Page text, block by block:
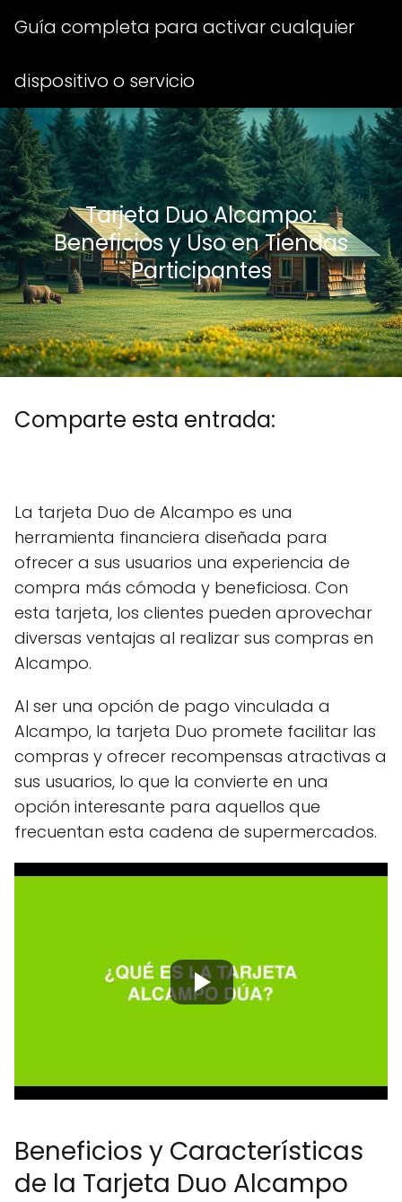
Guía completa para activar cualquier
dispositivo o servicio
Tarjeta Duo Alcampo:
Beneficios y Uso en Tiendas
Participantes
Comparte esta entrada:
p
a
r
t
i
r
e
n
w
i
t
t
e
r
)
p
r
t
i
r
e
n
e
o
o
k
p
a
r
t
i
r
e
n
t
e
r
e
s
t
p
t
i
r
e
n
k
d
I
n
n
La tarjeta Duo de Alcampo es una
herramienta financiera diseñada para
ofrecer a sus usuarios una experiencia de
compra más cómoda y beneficiosa. Con
esta tarjeta, los clientes pueden aprovechar
diversas ventajas al realizar sus compras en
Alcampo.
Al ser una opción de pago vinculada a
Alcampo, la tarjeta Duo promete facilitar las
compras y ofrecer recompensas atractivas a
sus usuarios, lo que la convierte en una
opción interesante para aquellos que
frecuentan esta cadena de supermercados.
Beneficios y Características
de la Tarjeta Duo Alcampo